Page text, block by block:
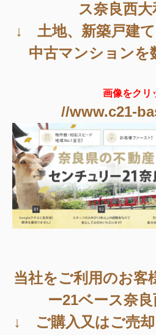
ス奈良西大
↓ 土地、新築戸建て
中古マンション
画像をクリ
//www.c21-
当社をご利用のお客
ー21ベース奈良
↓ ご購入又はご売